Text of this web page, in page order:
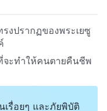
งปรากฏของพระเยซู
จะทำให้คนตายคืนชีพ
เรื่อยๆ และภัยพิบัติ